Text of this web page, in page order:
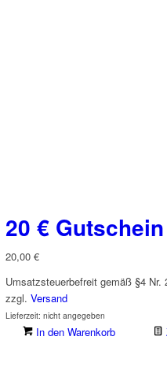
20 € Gutschein
20,00 €
Umsatzsteuerbefreit gemäß §4
zzgl. Versand
Lieferzeit: nicht angegeben
In den Warenkorb